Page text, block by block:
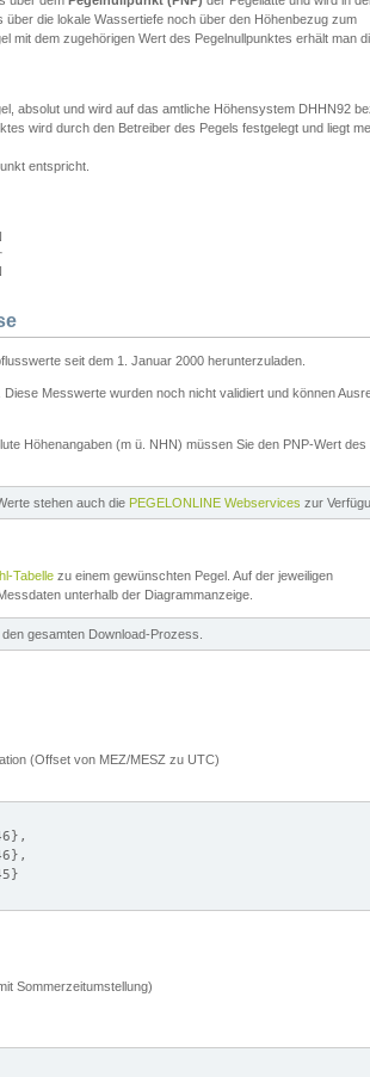
die lokale Wassertiefe noch über den Höhenbezug zum
mit dem zugehörigen Wert des Pegelnullpunktes erhält man
absolut und wird auf das amtliche Höhensystem DHHN92
wird durch den Betreiber des Pegels festgelegt und liegt
entspricht.
seit dem 1. Januar 2000 herunterzuladen.
. Diese Messwerte wurden noch nicht validiert und können
Höhenangaben (m ü. NHN) müssen Sie den PNP-Wert des
stehen auch die PEGELONLINE Webservices zur
Tabelle zu einem gewünschten Pegel. Auf der jeweiligen
unterhalb der Diagrammanzeige.
gesamten Download-Prozess.
(Offset von MEZ/MESZ zu UTC)
Sommerzeitumstellung)